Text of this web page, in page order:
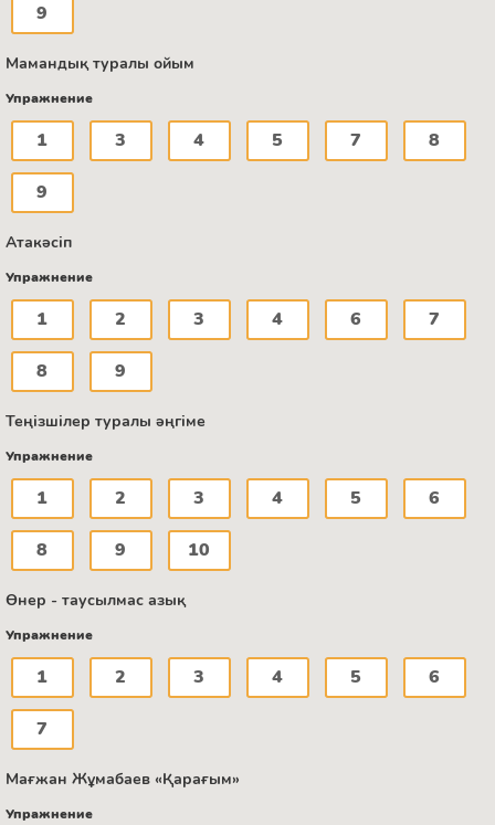
9
Мамандық туралы ойым
Упражнение
1 3 4 5 7 8
9
Атакәсіп
Упражнение
1 2 3 4 6 7
8 9
Теңізшілер туралы әңгіме
Упражнение
1 2 3 4 5 6
8 9 10
Өнер - таусылмас азық
Упражнение
1 2 3 4 5 6
7
Мағжан Жұмабаев «Қарағым»
Упражнение